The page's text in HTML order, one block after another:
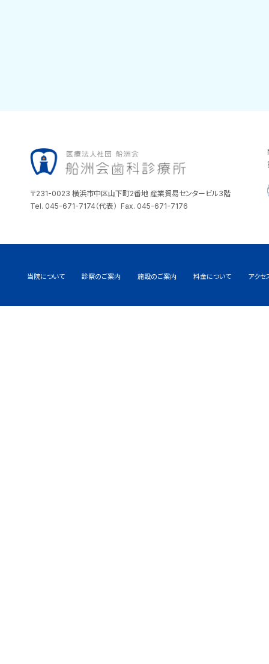
〒231-0023 横浜市中区山下町2番地 産業貿易センタービル3階
Tel. 045-671-7174（代表） Fax. 045-671-7176
当院について 診察のご案内 施設のご案内 料金について アクセ